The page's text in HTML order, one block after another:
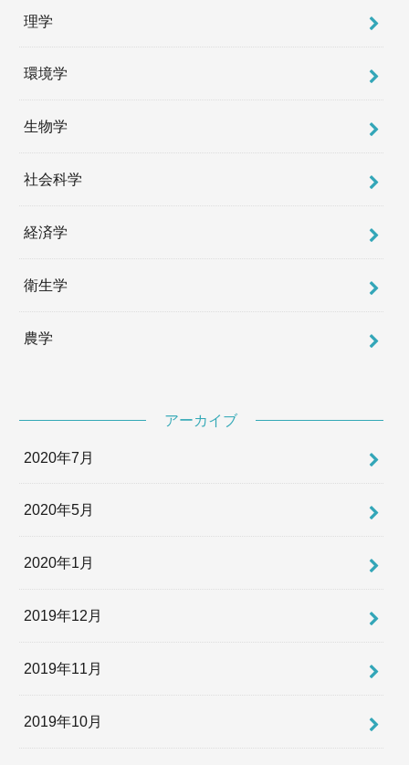
理学
環境学
生物学
社会科学
経済学
衛生学
農学
アーカイブ
2020年7月
2020年5月
2020年1月
2019年12月
2019年11月
2019年10月